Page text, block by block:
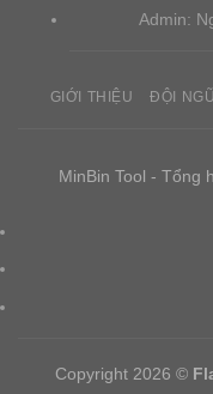
Admin:
GIỚI THIỆU ĐỘI NGŨ
MinBin Tool - Tổng
Copyright 2026 ©